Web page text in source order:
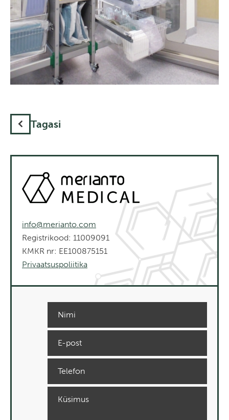
Tagasi
info@merianto.com
Registrikood: 11009091
KMKR nr: EE100875151
Privaatsuspoliitika